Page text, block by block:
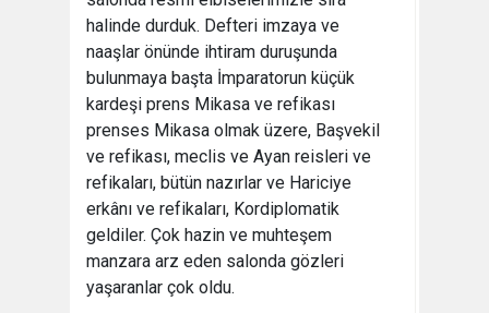
halinde durduk. Defteri imzaya ve
naaşlar önünde ihtiram duruşunda
bulunmaya başta İmparatorun küçük
kardeşi prens Mikasa ve refikası
prenses Mikasa olmak üzere, Başvekil
ve refikası, meclis ve Ayan reisleri ve
refikaları, bütün nazırlar ve Hariciye
erkânı ve refikaları, Kordiplomatik
geldiler. Çok hazin ve muhteşem
manzara arz eden salonda gözleri
yaşaranlar çok oldu.